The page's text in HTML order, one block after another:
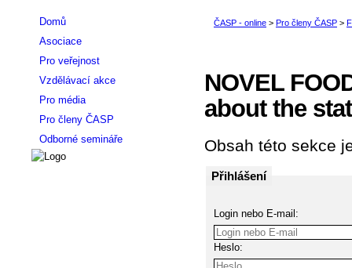
NOVEL
about the
Obsah této sekce
Přihlášení
Login nebo E-mail:
Heslo:
Domů
Asociace
Pro veřejnost
Vzdělávací akce
Pro média
Pro členy ČASP
Odborné semináře